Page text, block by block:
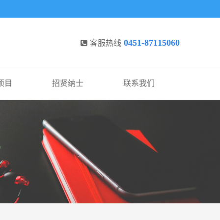
客服热线 0451-87115060
目 招贤纳士 联系我们